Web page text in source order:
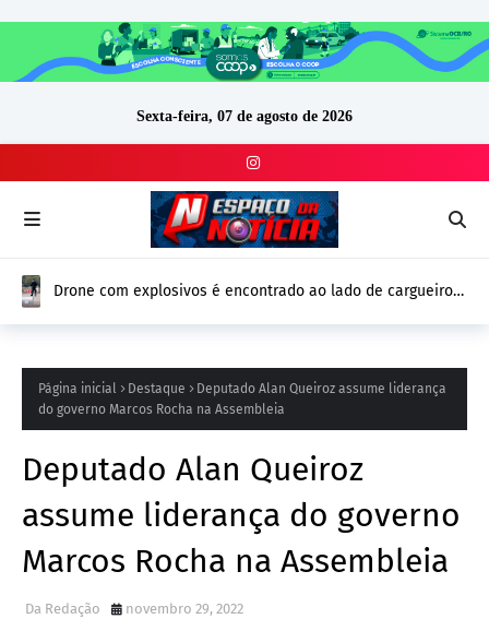
Sexta-feira, 07 de agosto de 2026
Drone com explosivos é encontrado ao lado de cargueiro
Europa
Página inicial Destaque
Deputado Alan Queiroz assume liderança
do governo Marcos Rocha na Assembleia
Deputado Alan Queiroz
assume liderança do governo
Marcos Rocha na Assembleia
Da Redação novembro 29, 2022